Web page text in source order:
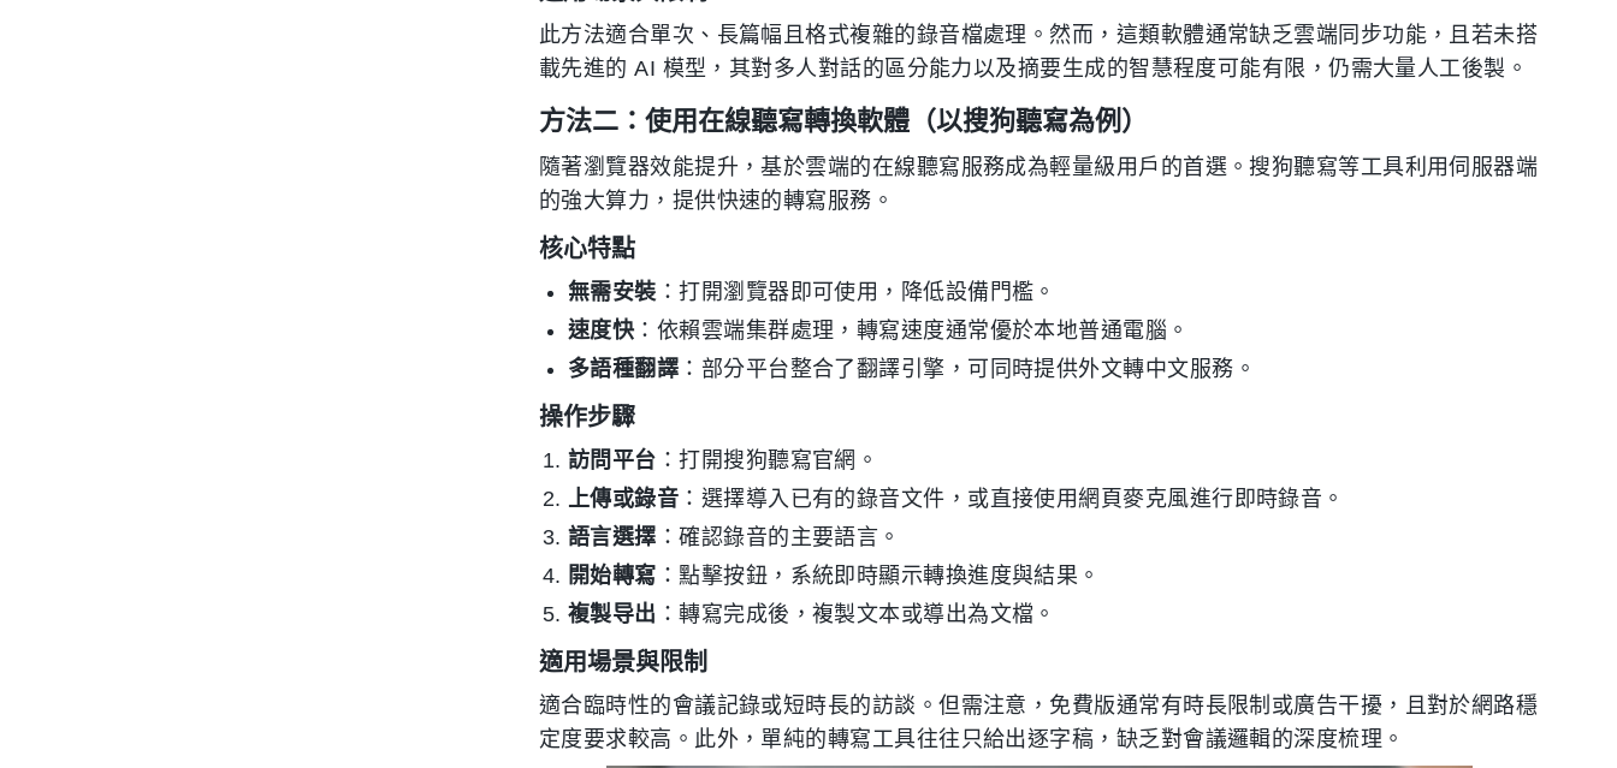
此方法適合單次、長篇幅且格式複雜的錄音檔處理。然而，這類軟體通常缺乏雲端同步功能，且若未搭
載先進的 AI 模型，其對多人對話的區分能力以及摘要生成的智慧程度可能有限，仍需大量人工後製。
方法二：使用在線聽寫轉換軟體（以搜狗聽寫為例）
隨著瀏覽器效能提升，基於雲端的在線聽寫服務成為輕量級用戶的首選。搜狗聽寫等工具利用伺服器端
的強大算力，提供快速的轉寫服務。
核心特點
無需安裝：打開瀏覽器即可使用，降低設備門檻。
速度快：依賴雲端集群處理，轉寫速度通常優於本地普通電腦。
多語種翻譯 ：部分平台整合了翻譯引擎，可同時提供外文轉中文服務。
操作步驟
訪問平台 ：打開搜狗聽寫官網。
上傳或錄音 ：選擇導入已有的錄音文件，或直接使用網頁麥克風進行即時錄音。
語言選擇 ：確認錄音的主要語言。
開始轉寫 ：點擊按鈕，系統即時顯示轉換進度與結果。
複製导出 ：轉寫完成後，複製文本或導出為文檔。
適用場景與限制
適合臨時性的會議記錄或短時長的訪談。但需注意，免費版通常有時長限制或廣告干擾，且對於網路穩
定度要求較高。此外，單純的轉寫工具往往只給出逐字稿，缺乏對會議邏輯的深度梳理。